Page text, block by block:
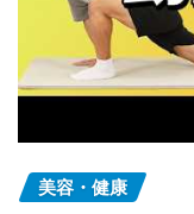
美容・健康